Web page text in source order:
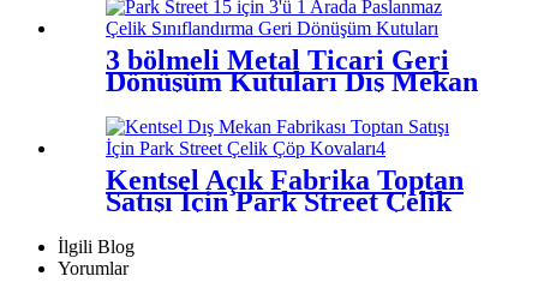
3 bölmeli Metal Ticari Geri
Dönüşüm Kutuları Dış Mekan
Kentsel Açık Fabrika Toptan
Satışı İçin Park Street Çelik
Çöp Kovaları
İlgili Blog
Yorumlar